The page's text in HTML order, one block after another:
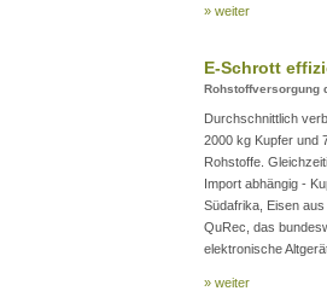
» weiter
E-Schrott
Rohstoffversorgung
Durchschnittlich
2000 kg Kupfer und
Rohstoffe.
Import abhängig -
Südafrika, Eisen
QuRec, das
elektronische
» weiter